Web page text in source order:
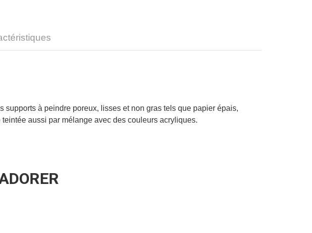
à peindre poreux, lisses et non gras tels que papier épais,
aussi par mélange avec des couleurs acryliques.